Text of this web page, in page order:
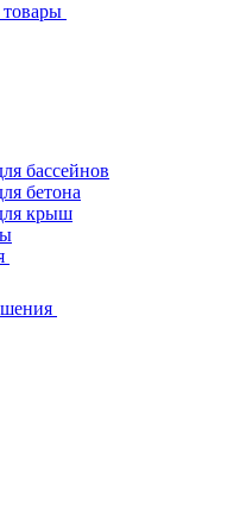
бассейнов
бетона
крыш